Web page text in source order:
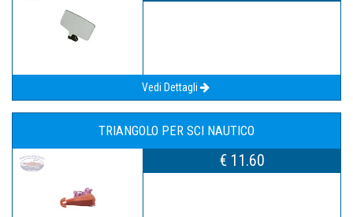
Vedi Dettagli
TRIANGOLO PER SCI NAUTICO
€ 11.60